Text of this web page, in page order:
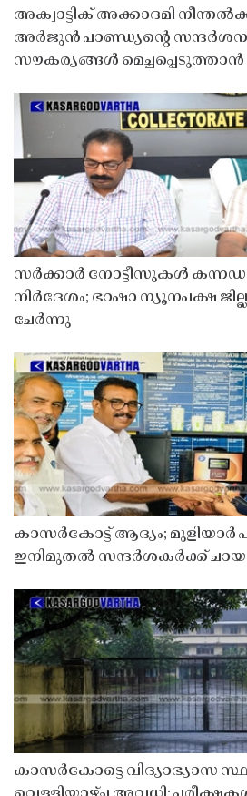
അക്വാട്ടിക് അക്കാദമി
അർജുൻ പാണ്ഡ്യൻ്റെ
സൗകര്യങ്ങൾ മെച്ചപ്പെടുത്താൻ
സർക്കാർ നോട്ടീസുകൾ
നിർദേശം; ഭാഷാ ന്യൂനപക്ഷ
ചേർന്നു
കാസർകോട്ട് ആദ്യം; മുളിയാർ
ഇനിമുതൽ സന്ദർശകർക്ക്
കാസർകോട്ടെ വിദ്യാഭ്യാസ